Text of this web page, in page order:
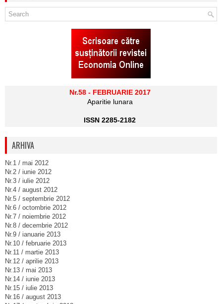
Nr.58 - FEBRUARIE 2017
Aparitie lunara
ISSN 2285-2182
ARHIVA
Nr.1 / mai 2012
Nr.2 / iunie 2012
Nr.3 / iulie 2012
Nr.4 / august 2012
Nr.5 / septembrie 2012
Nr.6 / octombrie 2012
Nr.7 / noiembrie 2012
Nr.8 / decembrie 2012
Nr.9 / ianuarie 2013
Nr.10 / februarie 2013
Nr.11 / martie 2013
Nr.12 / aprilie 2013
Nr.13 / mai 2013
Nr.14 / iunie 2013
Nr.15 / iulie 2013
Nr.16 / august 2013